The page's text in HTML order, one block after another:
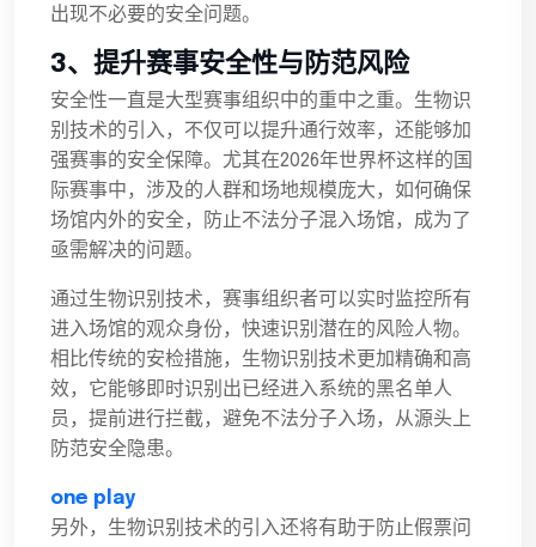
出现不必要的安全问题。
3、提升赛事安全性与防范风险
安全性一直是大型赛事组织中的重中之重。生物识
别技术的引入，不仅可以提升通行效率，还能够加
强赛事的安全保障。尤其在2026年世界杯这样的国
际赛事中，涉及的人群和场地规模庞大，如何确保
场馆内外的安全，防止不法分子混入场馆，成为了
亟需解决的问题。
通过生物识别技术，赛事组织者可以实时监控所有
进入场馆的观众身份，快速识别潜在的风险人物。
相比传统的安检措施，生物识别技术更加精确和高
效，它能够即时识别出已经进入系统的黑名单人
员，提前进行拦截，避免不法分子入场，从源头上
防范安全隐患。
one play
另外，生物识别技术的引入还将有助于防止假票问